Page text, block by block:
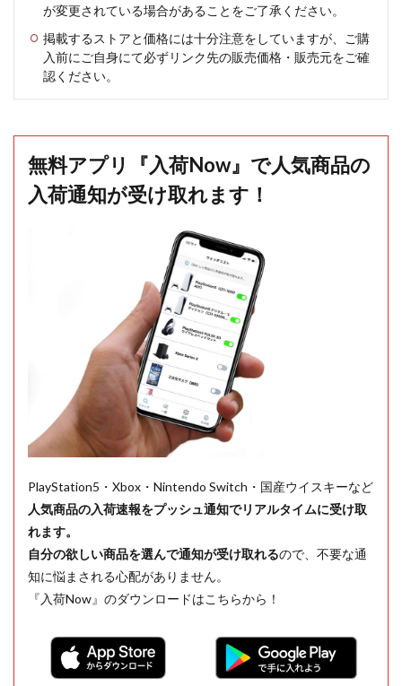
が変更されている場合があることをご了承ください。
掲載するストアと価格には十分注意をしていますが、ご購
入前にご自身にて必ずリンク先の販売価格・販売元をご確
認ください。
無料アプリ『入荷Now』で人気商品の
入荷通知が受け取れます！
PlayStation5・Xbox・Nintendo Switch・国産ウイスキーなど
人気商品の入荷速報をプッシュ通知でリアルタイムに受け取
れます。
自分の欲しい商品を選んで通知が受け取れるので、不要な通
知に悩まされる心配がありません。
『入荷Now』のダウンロードはこちらから！